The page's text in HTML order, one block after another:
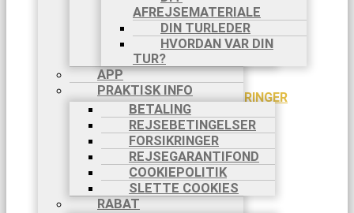
AFREJSEMATERIALE
DIN TURLEDER
HVORDAN VAR DIN
TUR?
APP
PRAKTISK INFO
BETALING
REJSEBETINGELSER
FORSIKRINGER
REJSEGARANTIFOND
COOKIEPOLITIK
SLETTE COOKIES
RABAT
VIA
FRANCIGENA
AKTIVITETER
VANDRING
PILGRIMSVANDRINGER
CYKELTURE
TØMMERFLÅDE
KANOTURE
FAMILIETURE
VANDRING
MED HUND